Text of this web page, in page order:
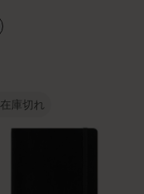
在庫切れ